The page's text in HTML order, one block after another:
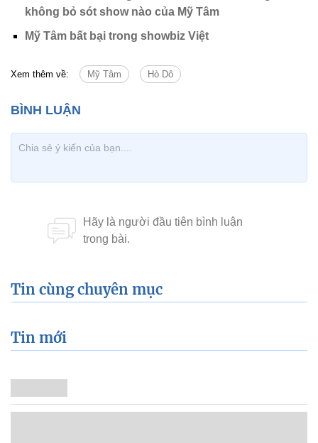
không bỏ sót show nào của Mỹ Tâm
Mỹ Tâm bất bại trong showbiz Việt
Xem thêm về: Mỹ Tâm Hò Dô
Tin cùng chuyên mục
Tin mới